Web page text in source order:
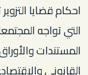
احكام قضايا
التي تواجه
المستندات
القانوني